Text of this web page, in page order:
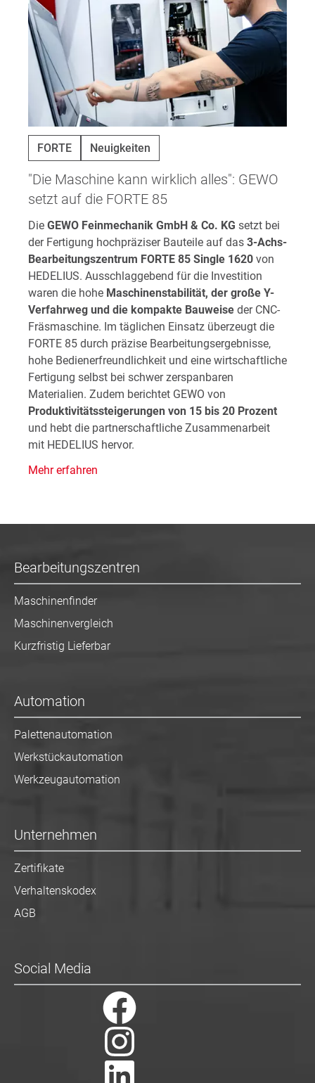
FORTE Neuigkeiten
"Die Maschine kann wirklich alles": GEWO
setzt auf die FORTE 85
Die GEWO Feinmechanik GmbH & Co. KG setzt bei
der Fertigung hochpräziser Bauteile auf das 3-Achs-
Bearbeitungszentrum FORTE 85 Single 1620 von
HEDELIUS. Ausschlaggebend für die Investition
waren die hohe Maschinenstabilität, der große Y-
Verfahrweg und die kompakte Bauweise der CNC-
Fräsmaschine. Im täglichen Einsatz überzeugt die
FORTE 85 durch präzise Bearbeitungsergebnisse,
hohe Bedienerfreundlichkeit und eine wirtschaftliche
Fertigung selbst bei schwer zerspanbaren
Materialien. Zudem berichtet GEWO von
Produktivitätssteigerungen von 15 bis 20 Prozent
und hebt die partnerschaftliche Zusammenarbeit
mit HEDELIUS hervor.
Mehr erfahren
Bearbeitungszentren
Maschinenfinder
Maschinenvergleich
Kurzfristig Lieferbar
Automation
Palettenautomation
Werkstückautomation
Werkzeugautomation
Unternehmen
Zertifikate
Verhaltenskodex
AGB
Social Media